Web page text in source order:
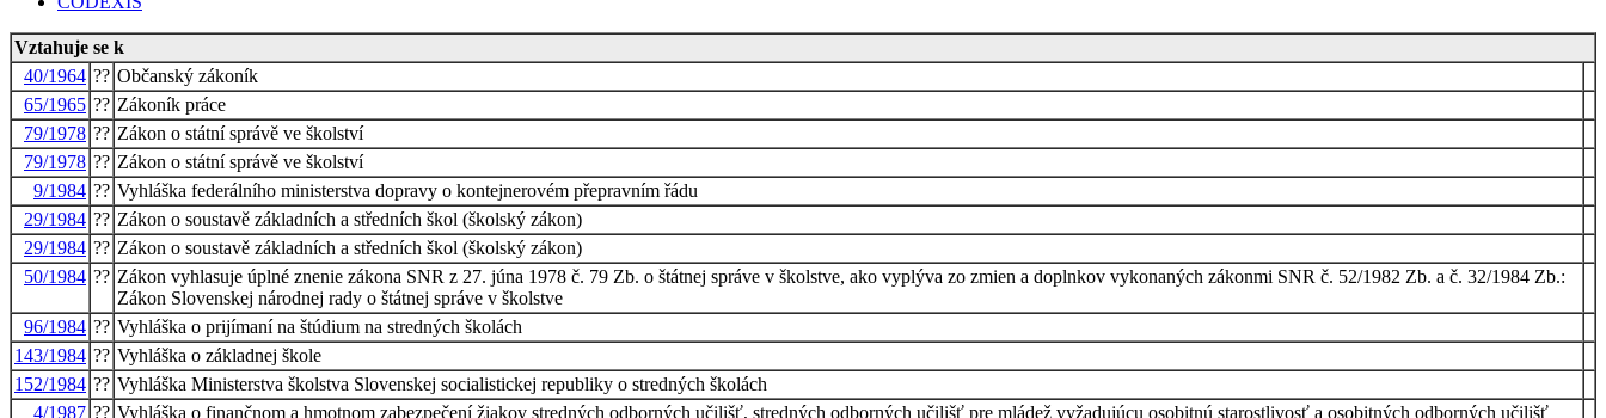
Vztahuje se k
40/1964 ?? Občanský zákoník
65/1965 ?? Zákoník práce
79/1978 ?? Zákon o státní správě ve školství
79/1978 ?? Zákon o státní správě ve školství
9/1984 ?? Vyhláška federálního ministerstva dopravy o kontejnerovém přepravním řádu
29/1984 ?? Zákon o soustavě základních a středních škol (školský zákon)
29/1984 ?? Zákon o soustavě základních a středních škol (školský zákon)
50/1984 ?? Zákon vyhlasuje úplné znenie zákona SNR z 27. júna 1978 č. 79 Zb. o štátnej správe v školstve, ako vyplýva zo zmien a doplnkov vykonaných zákonmi SNR č. 52/1982 Zb. a č. 32/1984 Zb.:
Zákon Slovenskej národnej rady o štátnej správe v školstve
96/1984 ?? Vyhláška o prijímaní na štúdium na stredných školách
143/1984 ?? Vyhláška o základnej škole
152/1984 ?? Vyhláška Ministerstva školstva Slovenskej socialistickej republiky o stredných školách
4/1987 ?? Vyhláška o finančnom a hmotnom zabezpečení žiakov stredných odborných učilišť, stredných odborných učilišť pre mládež vyžadujúcu osobitnú starostlivosť a osobitných odborných učilišť